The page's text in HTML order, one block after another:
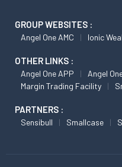
GROUP WEBSITES :
Angel One AMC Ionic
OTHER LINKS :
Angel One APP Angel
Margin Trading Facility
PARTNERS :
Sensibull Smallcase